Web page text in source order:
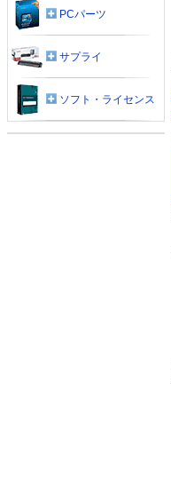
PCパーツ
サプライ
ソフト・ライセンス